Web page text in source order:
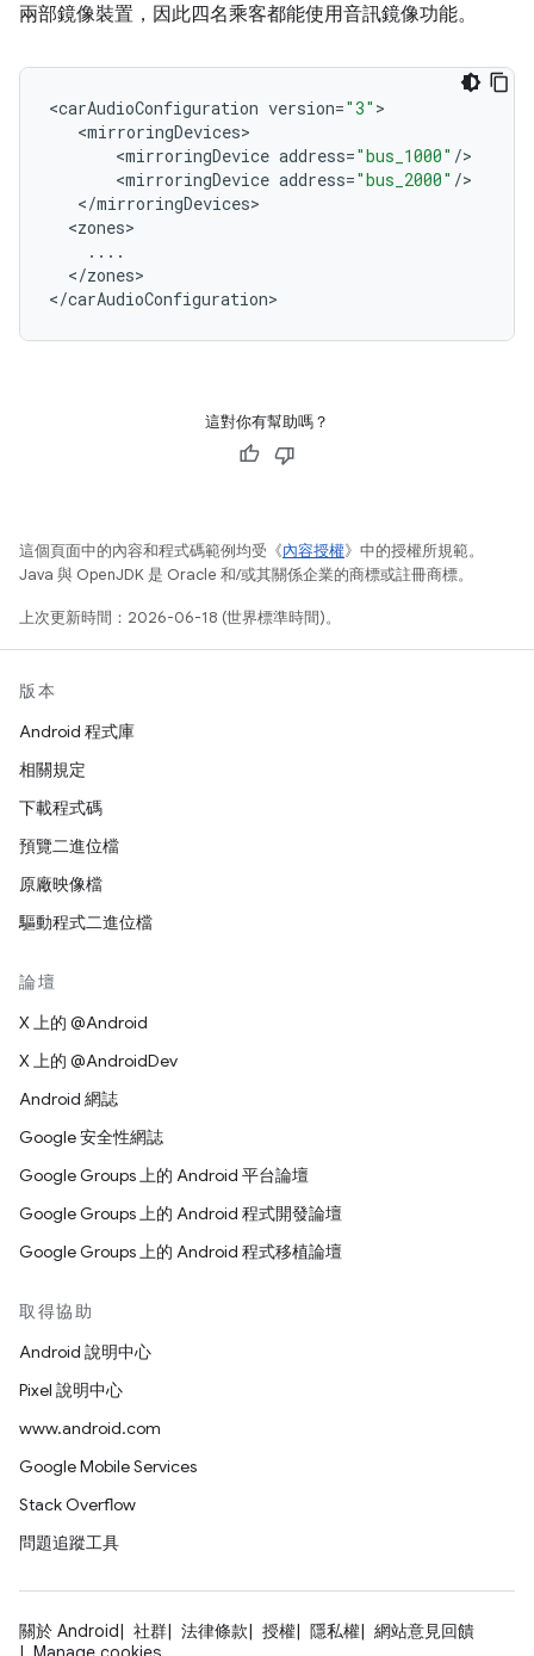
兩部鏡像裝置，因此四名乘客都能使用音訊鏡像功能。
<carAudioConfiguration version="3"
<mirroringDevices
<mirroringDevice address="bus_1000" /
<mirroringDevice address="bus_2000" /
</mirroringDevices
<zones
... .
</zones>
</carAudioConfiguration
這對你有幫助嗎？
這個頁面中的內容和程式碼範例均受《內容授權》中的授權所規範。
Java 與 OpenJDK 是 Oracle 和/或其關係企業的商標或註冊商標。
上次更新時間：2026-06-18 (世界標準時間)。
版本
Android 程式庫
相關規定
下載程式碼
預覽二進位檔
原廠映像檔
驅動程式二進位檔
論壇
X 上的 @Android
X 上的 @AndroidDev
Android 網誌
Google 安全性網誌
Google Groups 上的 Android 平台論壇
Google Groups 上的 Android 程式開發論壇
Google Groups 上的 Android 程式移植論壇
取得協助
Android 說明中心
Pixel 說明中心
www.android.com
Google Mobile Services
Stack Overflow
問題追蹤工具
關於 Android 社群 法律條款 授權 隱私權
網站意見回饋